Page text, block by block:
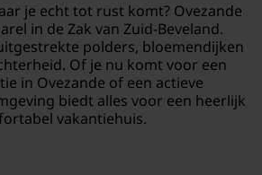
je echt tot rust komt? Ovezande
in de Zak van Zuid-Beveland.
polders, bloemendijken
Of je nu komt voor een
in Ovezande of een actieve
biedt alles voor een heerlijk
vakantiehuis.